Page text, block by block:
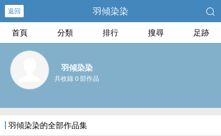
返回 羽傾染染
首頁 分類 排行 搜尋 足跡
羽傾染染
共收錄 0 部作品
羽傾染染的全部作品集